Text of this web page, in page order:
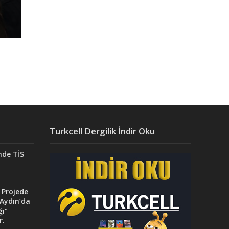
TİS
Turkcell Dergilik İndir Oku